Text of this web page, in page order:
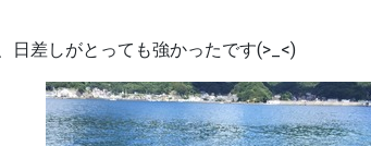
日差しがとっても強かったです(>_<)